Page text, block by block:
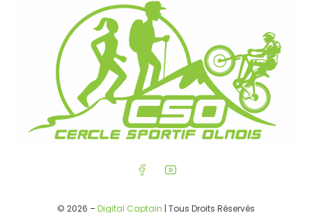
© 2026 –Digital Captain | Tous Droits Réservés